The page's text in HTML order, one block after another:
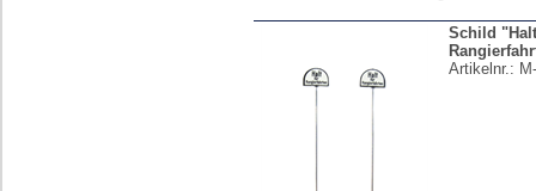
Schild
Artikelnr.: